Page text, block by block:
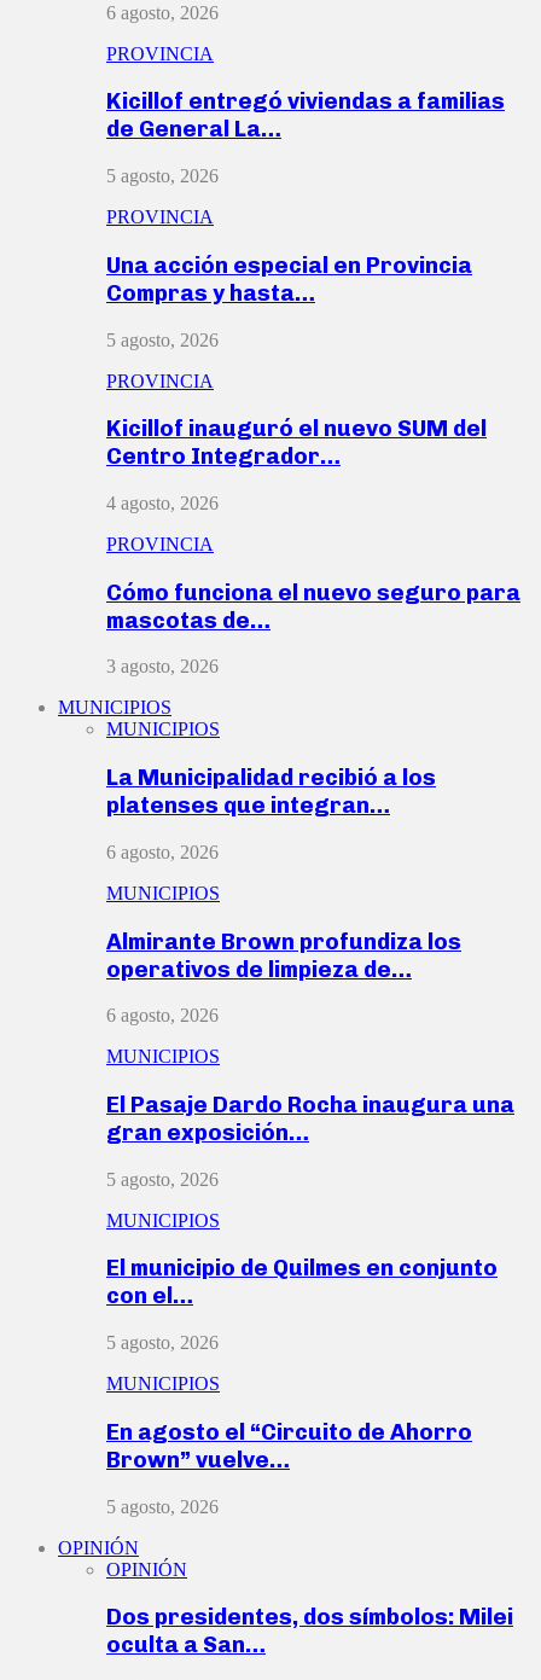
6 agosto, 2026
PROVINCIA
Kicillof entregó viviendas a familias
de General La…
5 agosto, 2026
PROVINCIA
Una acción especial en Provincia
Compras y hasta…
5 agosto, 2026
PROVINCIA
Kicillof inauguró el nuevo SUM del
Centro Integrador…
4 agosto, 2026
PROVINCIA
Cómo funciona el nuevo seguro para
mascotas de…
3 agosto, 2026
MUNICIPIOS
MUNICIPIOS
La Municipalidad recibió a los
platenses que integran…
6 agosto, 2026
MUNICIPIOS
Almirante Brown profundiza los
operativos de limpieza de…
6 agosto, 2026
MUNICIPIOS
El Pasaje Dardo Rocha inaugura una
gran exposición…
5 agosto, 2026
MUNICIPIOS
El municipio de Quilmes en conjunto
con el…
5 agosto, 2026
MUNICIPIOS
En agosto el “Circuito de Ahorro
Brown” vuelve…
5 agosto, 2026
OPINIÓN
OPINIÓN
Dos presidentes, dos símbolos: Milei
oculta a San…